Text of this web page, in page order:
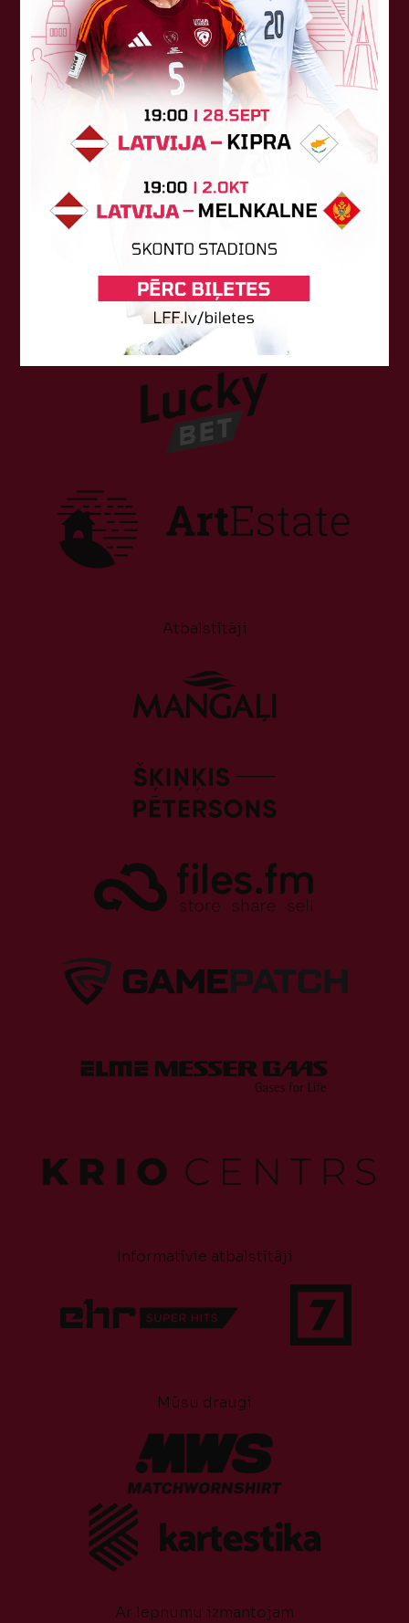
Atbalstītāji
Informatīvie atbalstītāji
Mūsu draugi
Ar lepnumu izmantojam